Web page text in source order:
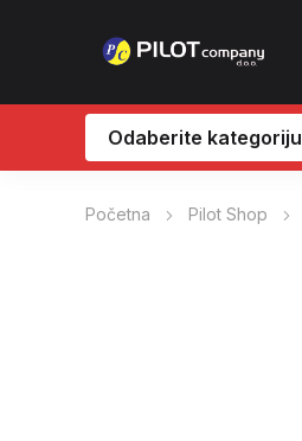
Odaberite kategoriju
Početna Pilot Shop